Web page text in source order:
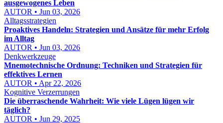
ausgewogenes Leben
AUTOR • Jun 03, 2026
Alltagsstrategien
Proaktives Handeln: Strategien und Ansätze für mehr Erfolg
im Alltag
AUTOR • Jun 03, 2026
Denkwerkzeuge
Mnemotechnische Ordnung: Techniken und Strategien für
effektives Lernen
AUTOR • Apr 22, 2026
Kognitive Verzerrungen
Die überraschende Wahrheit: Wie viele Lügen lügen wir
täglich?
AUTOR • Jun 29, 2025